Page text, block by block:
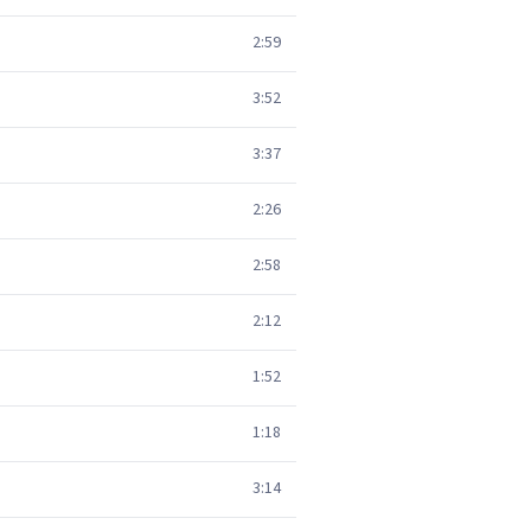
2:59
3:52
3:37
2:26
2:58
2:12
1:52
1:18
3:14